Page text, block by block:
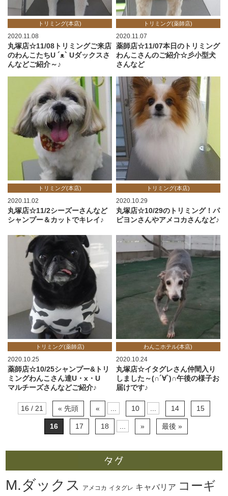
トリミング(本店)
2020.11.08
丸塚店☆11/08トリミングご来店
のわんこたちU ´ᴥ` Uダックスさ
んなどご紹介～♪
トリミング(薬師店)
2020.11.07
薬師店☆11/07本日のトリミング
わんこさんのご紹介☆彡小型犬
さんなど
トリミング(本店)
2020.11.02
丸塚店☆11/2シーズーさんなど
シャンプー＆カットでキレイ♪
トリミング(本店)
2020.10.29
丸塚店☆10/29のトリミング！パ
ピヨンさんやアメコカさんなど♪
トリミング(薬師店)
2020.10.25
薬師店☆10/25シャンプー&トリ
ミングわんこさん達U・x・U
マルチーズさんなどご紹介♪
わんこホテル(本店)
2020.10.24
丸塚店☆イタグレさん仲間入り
しました～(∩´∀`)∩午後の様子お
届けです♪
16 / 21 « 先頭 « ... 10 ... 14 15
16 17 18 ... » 最後 »
M.ダックス アメコカ イタグレ キャバリア コーギ